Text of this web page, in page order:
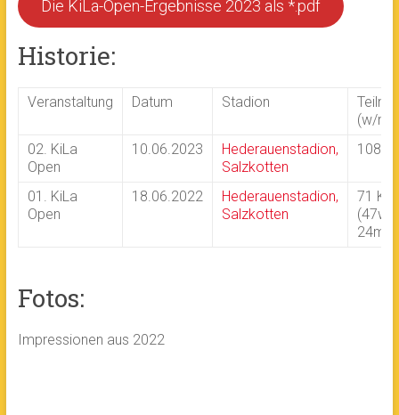
Die KiLa-Open-Ergebnisse 2023 als *.pdf
Historie:
Veranstaltung Datum Stadion
(w/m)
02. KiLa
Open
10.06.2023
Hederauenstadion,
Salzkotten
108
01. KiLa
Open
18.06.2022
Hederauenstadion,
Salzkotten
71
(47w /
24m)
Fotos:
Impressionen aus 2022